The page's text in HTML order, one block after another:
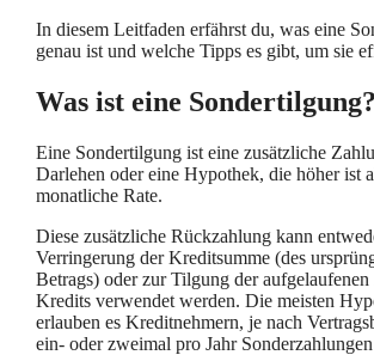
In diesem Leitfaden erfährst du, was eine
genau ist und welche Tipps es gibt, um sie
Was ist eine Sondertilgung?
Eine Sondertilgung ist eine zusätzliche
Darlehen oder eine Hypothek, die höher ist
monatliche Rate.
Diese zusätzliche Rückzahlung kann
Verringerung der Kreditsumme (des
Betrags) oder zur Tilgung der aufgelaufenen
Kredits verwendet werden. Die meisten
erlauben es Kreditnehmern, je nach
ein- oder zweimal pro Jahr